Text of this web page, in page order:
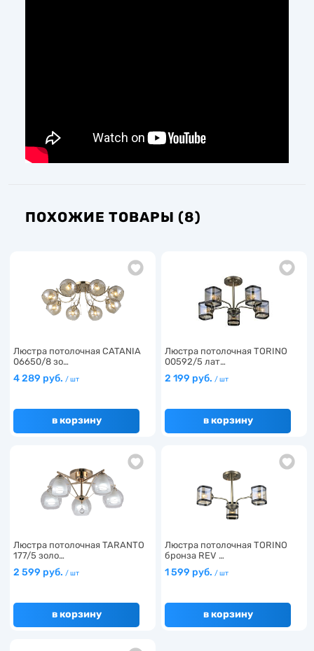
ПОХОЖИЕ ТОВАРЫ (8)
Люстра потолочная CATANIA
06650/8 зо…
4 289 руб. / шт
в корзину
Люстра потолочная TORINO
00592/5 лат…
2 199 руб. / шт
в корзину
Люстра потолочная TARANTO
177/5 золо…
2 599 руб. / шт
в корзину
Люстра потолочная TORINO
бронза REV …
1 599 руб. / шт
в корзину